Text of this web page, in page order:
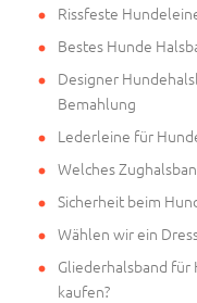
Rissfeste
Bestes Hunde
Designer
Bemahlung
Lederleine für
Welches
Sicherheit beim
Wählen wir ein
Gliederhalsband für
kaufen?